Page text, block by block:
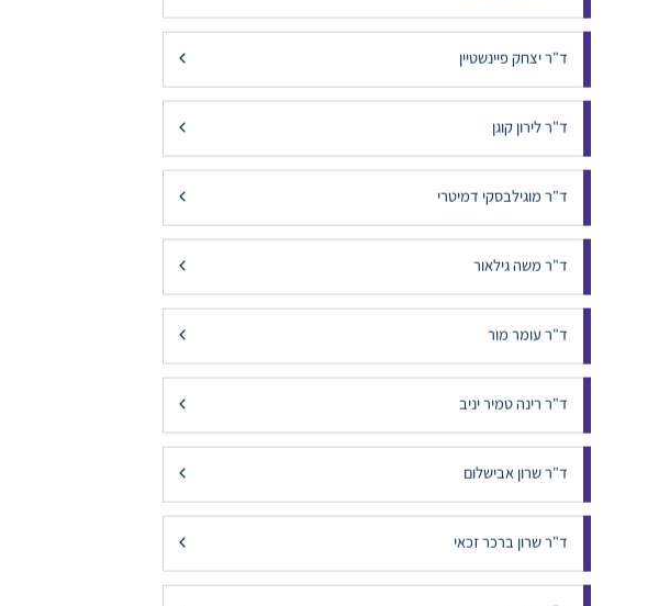
ד"ר יוחאי בר שביט
ד"ר יצחק פיינשטיין
ד"ר לירון קוגן
ד"ר מוגילבסקי דמיטרי
ד"ר משה גילאור
ד"ר עומר מור
ד"ר רינה טמיר יניב
ד"ר שרון אבישלום
ד"ר שרון ברכר זכאי